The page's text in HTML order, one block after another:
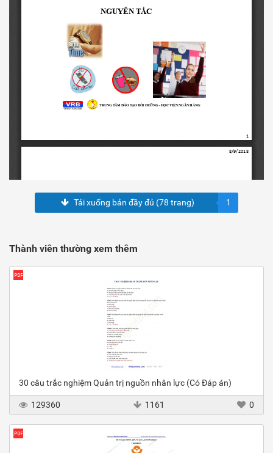
Tải xuống bản đầy đủ (78 trang) 1
Thành viên thường xem thêm
30 câu trắc nghiệm Quản trị nguồn nhân lực (Có Đáp án)
129360 1161 0